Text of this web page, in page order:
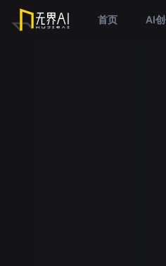
首页 AI